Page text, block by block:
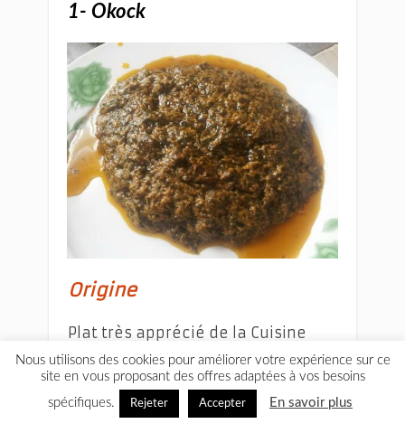
1- Okock
Origine
Plat très apprécié de la Cuisine
camerounaise ou cuisine du
mboa, l’okock est un plat typique
des Bétis, tribu de la région du
Nous utilisons des cookies pour améliorer votre expérience sur ce
site en vous proposant des offres adaptées à vos besoins
spécifiques.
Rejeter Accepter En savoir plus